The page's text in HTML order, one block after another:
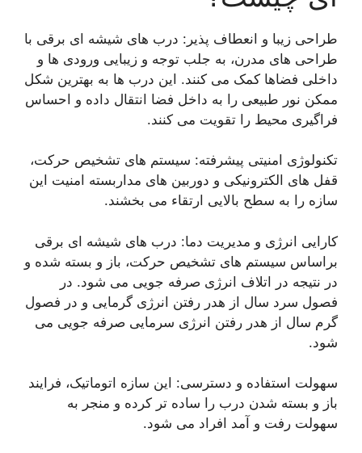
طراحی زیبا و انعطاف پذیر: درب های شیشه ای برقی با
طراحی های مدرن، به جلب توجه و زیبایی ورودی ها و
داخلی فضاها کمک می کنند. این درب ها به بهترین شکل
ممکن نور طبیعی را به داخل فضا انتقال داده و احساس
فراگیری محیط را تقویت می کنند.
تکنولوژی امنیتی پیشرفته: سیستم های تشخیص حرکت،
قفل های الکترونیکی و دوربین های مداربسته امنیت این
سازه را به سطح بالایی ارتقاء می بخشند.
کارایی انرژی و مدیریت دما: درب های شیشه ای برقی
براساس سیستم های تشخیص حرکت، باز و بسته شده و
در نتیجه در اتلاف انرژی صرفه جویی می شود. در
فصول سرد سال از هدر رفتن انرژی گرمایی و در فصول
گرم سال از هدر رفتن انرژی سرمایی صرفه جویی می
شود.
سهولت استفاده و دسترسی: این سازه اتوماتیک، فرایند
باز و بسته شدن درب را ساده تر کرده و منجر به
سهولت رفت و آمد افراد می شود.